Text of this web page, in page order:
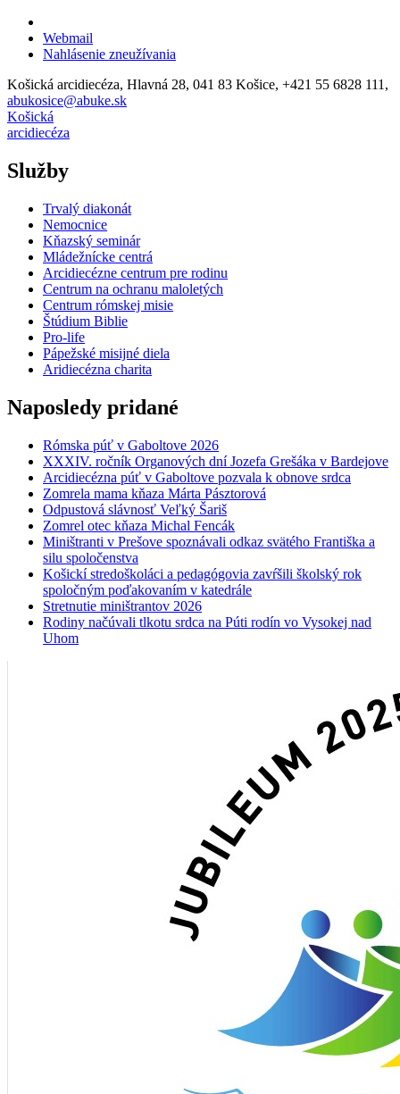
Webmail
Nahlásenie zneužívania
Košická arcidiecéza, Hlavná 28, 041 83 Košice, +421 55 6828 111,
abukosice@abuke.sk
Košická
arcidiecéza
Služby
Trvalý diakonát
Nemocnice
Kňazský seminár
Mládežnícke centrá
Arcidiecézne centrum pre rodinu
Centrum na ochranu maloletých
Centrum rómskej misie
Štúdium Biblie
Pro-life
Pápežské misijné diela
Aridiecézna charita
Naposledy pridané
Rómska púť v Gaboltove 2026
XXXIV. ročník Organových dní Jozefa Grešáka v Bardejove
Arcidiecézna púť v Gaboltove pozvala k obnove srdca
Zomrela mama kňaza Márta Pásztorová
Odpustová slávnosť Veľký Šariš
Zomrel otec kňaza Michal Fencák
Miništranti v Prešove spoznávali odkaz svätého Františka a
silu spoločenstva
Košickí stredoškoláci a pedagógovia zavŕšili školský rok
spoločným poďakovaním v katedrále
Stretnutie miništrantov 2026
Rodiny načúvali tlkotu srdca na Púti rodín vo Vysokej nad
Uhom